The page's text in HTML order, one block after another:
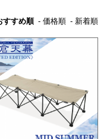
すすめ順 価格順 新着順